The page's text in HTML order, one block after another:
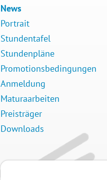
News
Portrait
Stundentafel
Stundenpläne
Promotionsbedingungen
Anmeldung
Maturaarbeiten
Preisträger
Downloads